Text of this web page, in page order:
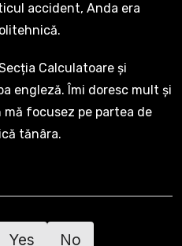
accident, Anda era
Calculatoare și
engleză. Îmi doresc mult și
focusez pe partea de
tănâra.
Yes No